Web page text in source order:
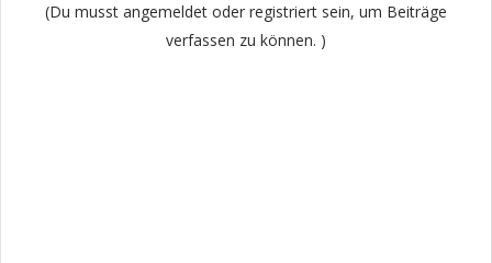
(Du musst angemeldet oder registriert sein, um Beiträge
verfassen zu können. )